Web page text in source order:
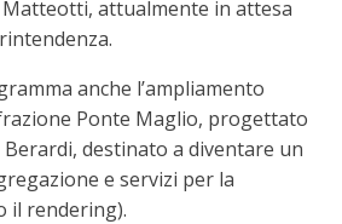
attualmente in attesa
anche l’ampliamento
Ponte Maglio, progettato
Berardi, destinato a diventare un
e servizi per la
il rendering).